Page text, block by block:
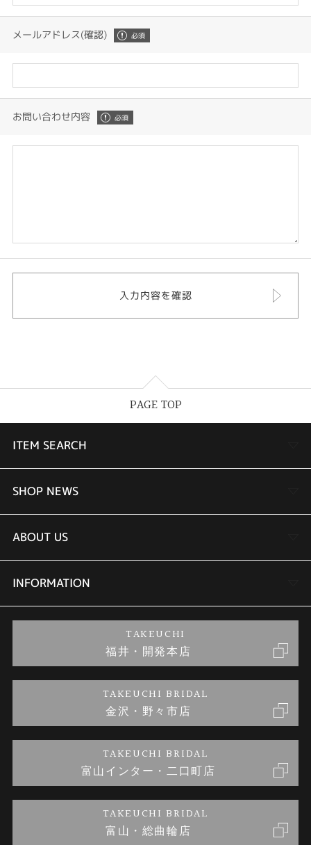
メールアドレス(確認)
お問い合わせ内容
PAGE TOP
ITEM SEARCH
婚約指輪
結婚指輪
セットリング
婚約ネックレス
金・プラチナのお取引
SHOP NEWS
TAKEUCHI BRIDAL金沢本店情報
商品一覧
ブランドリスト
金澤指輪工房｜手作りペアリング
金澤指輪工房｜手作り結婚指輪 and 婚約指輪
金澤指輪工房｜手作り婚約指輪プロポーズプラン
ABOUT US
会社概要
お客様の声
INFORMATION
プライバシーポリシー
TAKEUCHI
福井・開発本店
TAKEUCHI BRIDAL
金沢・野々市店
TAKEUCHI BRIDAL
富山インター・二口町店
TAKEUCHI BRIDAL
富山・総曲輪店